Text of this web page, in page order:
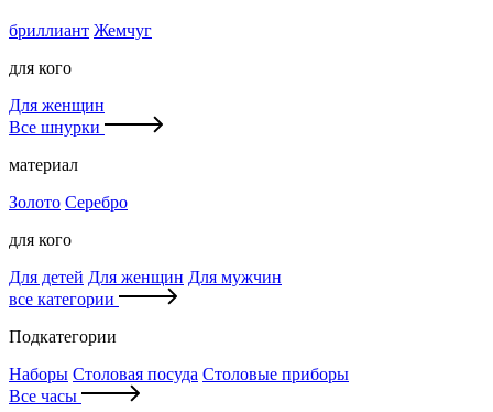
бриллиант Жемчуг
для кого
Для женщин
Все шнурки
материал
Золото Серебро
для кого
Для детей Для женщин Для мужчин
все категории
Подкатегории
Наборы Столовая посуда Столовые приборы
Все часы